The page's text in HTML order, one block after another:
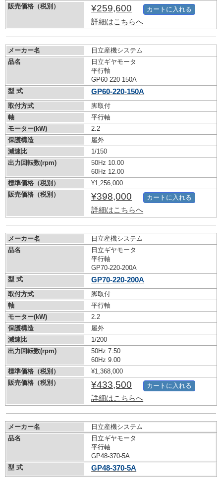
販売価格（税別）
¥259,600
詳細はこちらへ
カートに入れる
メーカー名
日立産機システム
品名
日立ギヤモータ
平行軸
GP60-220-150A
型 式
GP60-220-150A
取付方式
脚取付
軸
平行軸
モーター(kW)
2.2
保護構造
屋外
減速比
1/150
出力回転数(rpm)
50Hz 10.00
60Hz 12.00
標準価格（税別）
¥1,256,000
販売価格（税別）
¥398,000
詳細はこちらへ
カートに入れる
メーカー名
日立産機システム
品名
日立ギヤモータ
平行軸
GP70-220-200A
型 式
GP70-220-200A
取付方式
脚取付
軸
平行軸
モーター(kW)
2.2
保護構造
屋外
減速比
1/200
出力回転数(rpm)
50Hz 7.50
60Hz 9.00
標準価格（税別）
¥1,368,000
販売価格（税別）
¥433,500
詳細はこちらへ
カートに入れる
メーカー名
日立産機システム
品名
日立ギヤモータ
平行軸
GP48-370-5A
型 式
GP48-370-5A